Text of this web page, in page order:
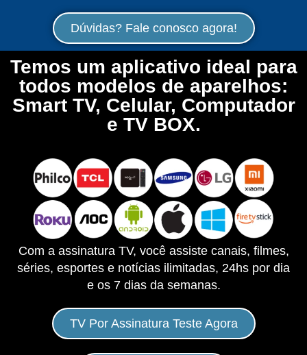
Dúvidas? Fale conosco agora!
Temos um aplicativo ideal para
todos modelos de aparelhos:
Smart TV, Celular, Computador
e TV BOX.
Com a assinatura TV, você assiste canais, filmes,
séries, esportes e notícias ilimitadas, 24hs por dia
e os 7 dias da semanas.
TV Por Assinatura Teste Agora